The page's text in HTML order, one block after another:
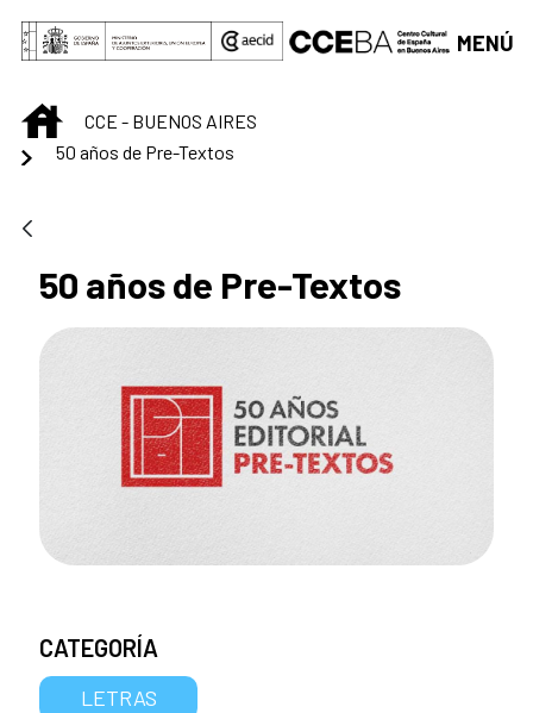
Saltar al contenido principal
MENÚ
INICIOCCE - BUENOS AIRES
50 años de Pre-Textos
50 años de Pre-Textos
CATEGORÍA
LETRAS